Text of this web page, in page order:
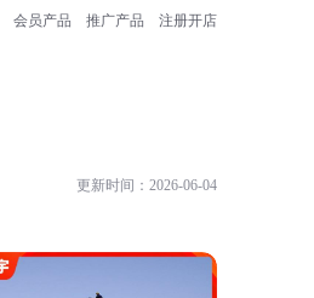
会员产品 推广产品 注册开店
更新时间：2026-06-04